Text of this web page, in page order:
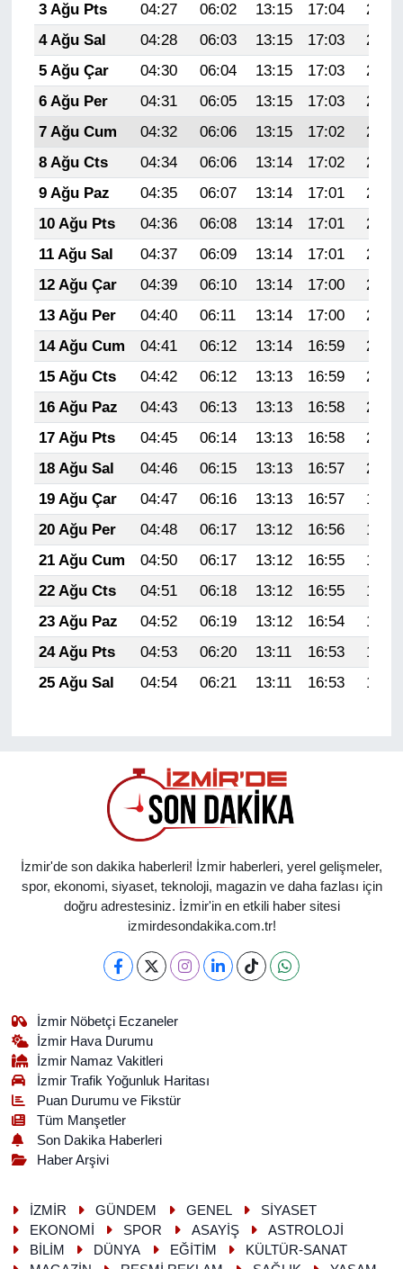
3 Ağu Pts
04:27 06:02 13:15 17:04
20:18
4 Ağu Sal
04:28 06:03 13:15 17:03
20:17
5 Ağu Çar
04:30 06:04 13:15 17:03
20:16
6 Ağu Per
04:31 06:05 13:15 17:03
20:15
7 Ağu Cum
04:32 06:06 13:15 17:02
20:14
8 Ağu Cts
04:34 06:06 13:14 17:02
20:13
9 Ağu Paz
04:35 06:07 13:14 17:01
20:12
10 Ağu Pts
04:36 06:08 13:14 17:01
20:10
11 Ağu Sal
04:37 06:09 13:14 17:01
20:09
12 Ağu Çar
04:39 06:10 13:14 17:00
20:08
13 Ağu Per
04:40 06:11 13:14 17:00
20:07
14 Ağu Cum
04:41 06:12 13:14 16:59
20:06
15 Ağu Cts
04:42 06:12 13:13 16:59
20:04
16 Ağu Paz
04:43 06:13 13:13 16:58
20:03
17 Ağu Pts
04:45 06:14 13:13 16:58
20:02
18 Ağu Sal
04:46 06:15 13:13 16:57
20:01
19 Ağu Çar
04:47 06:16 13:13 16:57
19:59
20 Ağu Per
04:48 06:17 13:12 16:56
19:58
21 Ağu Cum
04:50 06:17 13:12 16:55
19:57
22 Ağu Cts
04:51 06:18 13:12 16:55
19:55
23 Ağu Paz
04:52 06:19 13:12 16:54
19:54
24 Ağu Pts
04:53 06:20 13:11 16:53
19:53
25 Ağu Sal
04:54 06:21 13:11 16:53 19:51
İzmir'de son dakika haberleri! İzmir haberleri, yerel gelişmeler,
spor, ekonomi, siyaset, teknoloji, magazin ve daha fazlası için
doğru adrestesiniz. İzmir'in en etkili haber sitesi
izmirdesondakika.com.tr!
İzmir Nöbetçi Eczaneler
İzmir Hava Durumu
İzmir Namaz Vakitleri
İzmir Trafik Yoğunluk Haritası
Puan Durumu ve Fikstür
Tüm Manşetler
Son Dakika Haberleri
Haber Arşivi
İZMİR GÜNDEM GENEL
SİYASET
EKONOMİ
SPOR ASAYİŞ
ASTROLOJİ
BİLİM
DÜNYA EĞİTİM
KÜLTÜR-SANAT